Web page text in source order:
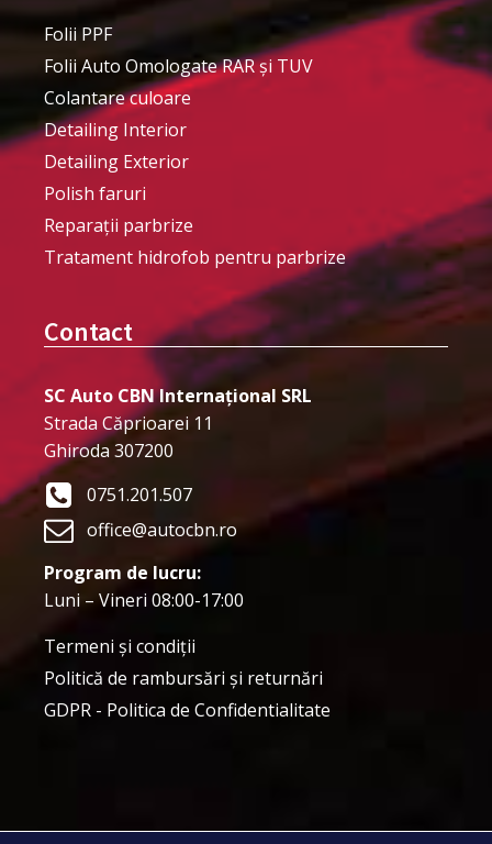
Folii PPF
Folii Auto Omologate RAR și TUV
Colantare culoare
Detailing Interior
Detailing Exterior
Polish faruri
Reparații parbrize
Tratament hidrofob pentru parbrize
Contact
SC Auto CBN Internațional SRL
Strada Căprioarei 11
Ghiroda 307200
0751.201.507
office@autocbn.ro
Program de lucru:
Luni – Vineri 08:00-17:00
Termeni şi condiţii
Politică de rambursări și returnări
GDPR - Politica de Confidentialitate